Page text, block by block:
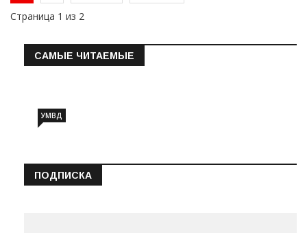
Страница 1 из 2
САМЫЕ ЧИТАЕМЫЕ
УМВД
ПОДПИСКА